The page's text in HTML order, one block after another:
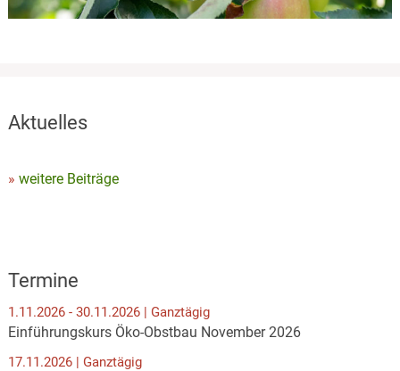
Aktuelles
weitere Beiträge
Termine
1.11.2026 - 30.11.2026 | Ganztägig
Einführungskurs Öko-Obstbau November 2026
17.11.2026 | Ganztägig